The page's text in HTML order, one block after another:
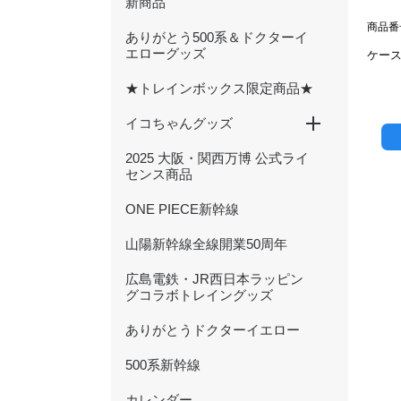
ありがとう500系＆ドクターイ
エローグッズ
★トレインボックス限定商品★
イコちゃんグッズ
ICOCA20周年記念グッズ
ぬいぐるみ
文具
ハンカチ・タオル
キーホルダー・アクセサリー
雑貨・日用品
バッグ・ポーチ
2025 大阪・関西万博 公式ライ
センス商品
ONE PIECE新幹線
山陽新幹線全線開業50周年
広島電鉄・JR西日本ラッピン
グコラボトレイングッズ
ありがとうドクターイエロー
500系新幹線
商品
ケー